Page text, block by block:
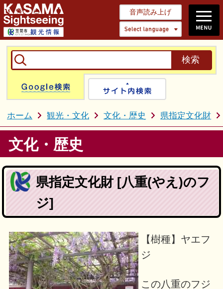
音声読み上げ
Select
Google検索
ホーム 観光・文化 文化・歴史 県指定文化財
文化・歴史
県指定文化財 [八重(やえ)のフ
ジ]
【樹種】ヤエフ
ジ
この八重のフジ